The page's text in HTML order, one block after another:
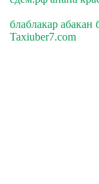
блаблакар абакан
Taxiuber7.com